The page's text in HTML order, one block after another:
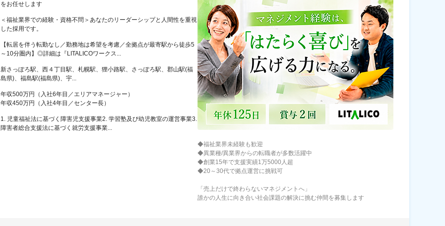
をお任せします
＜福祉業界での経験・資格不問＞あなたのリーダーシップと人間性を重視
した採用です。
【転居を伴う転勤なし／勤務地は希望を考慮／全拠点が最寄駅から徒歩5
～10分圏内】◎詳細は『LITALICOワークス...
新さっぽろ駅、西４丁目駅、札幌駅、狸小路駅、さっぽろ駅、郡山駅(福
島県)、福島駅(福島県)、宇...
年収500万円（入社6年目／エリアマネージャー）
年収450万円（入社4年目／センター長）
1. 児童福祉法に基づく障害児支援事業2. 学習塾及び幼児教室の運営事業3.
障害者総合支援法に基づく就労支援事業...
◆福祉業界未経験も歓迎
◆異業種/異業界からの転職者が多数活躍中
◆創業15年で支援実績1万5000人超
◆20～30代で拠点運営に挑戦可
「売上だけで終わらないマネジメントへ」
誰かの人生に向き合い社会課題の解決に挑む仲間を募集します